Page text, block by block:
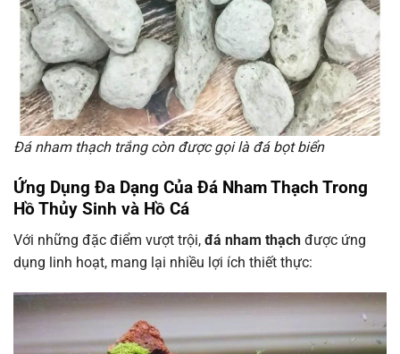
Đá nham thạch trắng còn được gọi là đá bọt biển
Ứng Dụng Đa Dạng Của Đá Nham Thạch Trong
Hồ Thủy Sinh và Hồ Cá
Với những đặc điểm vượt trội, đá nham thạch được ứng
dụng linh hoạt, mang lại nhiều lợi ích thiết thực: